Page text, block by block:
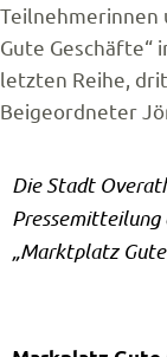
Teilnehmerinnen
Gute Geschäfte“
letzten Reihe,
Beigeordneter
Die Stadt
Pressemitteilung
„Marktplatz